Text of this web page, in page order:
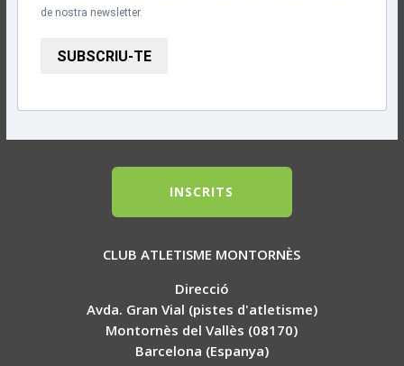
de nostra newsletter.
SUBSCRIU-TE
INSCRITS
CLUB ATLETISME MONTORNÈS
Direcció
Avda. Gran Vial (pistes d'atletisme)
Montornès del Vallès (08170)
Barcelona (Espanya)